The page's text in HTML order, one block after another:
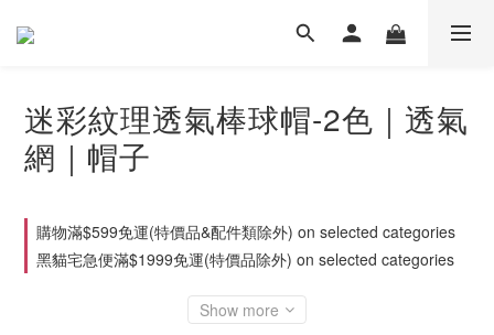
迷彩紋理透氣棒球帽-2色｜透氣
網｜帽子
購物滿$599免運(特價品&配件類除外) on selected categories
黑貓宅急便滿$1999免運(特價品除外) on selected categories
Show more